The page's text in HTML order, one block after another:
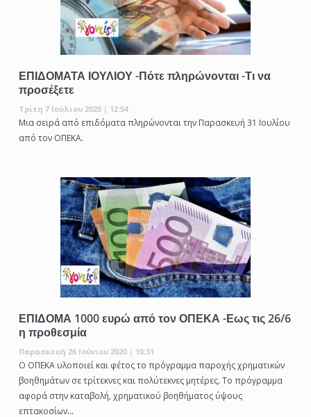
ΕΠΙΔΟΜΑΤΑ ΙΟΥΛΙΟΥ -Πότε πληρώνονται -Τι να
προσέξετε
Τρίτη 7 Ιούλιου 2020 | 12:54
Μια σειρά από επιδόματα πληρώνονται την Παρασκευή 31 Ιουλίου
από τον ΟΠΕΚΑ.
ΕΠΙΔΟΜΑ 1000 ευρώ από τον ΟΠΕΚΑ -Εως τις 26/6
η προθεσμία
Παρασκευή 26 Ιούνιου 2020 | 10:31
Ο ΟΠΕΚΑ υλοποιεί και φέτος το πρόγραμμα παροχής χρηματικών
βοηθημάτων σε τρίτεκνες και πολύτεκνες μητέρες. Το πρόγραμμα
αφορά στην καταβολή, χρηματικού βοηθήματος ύψους
επτακοσίων...